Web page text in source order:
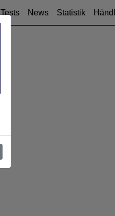
Tests News Statistik